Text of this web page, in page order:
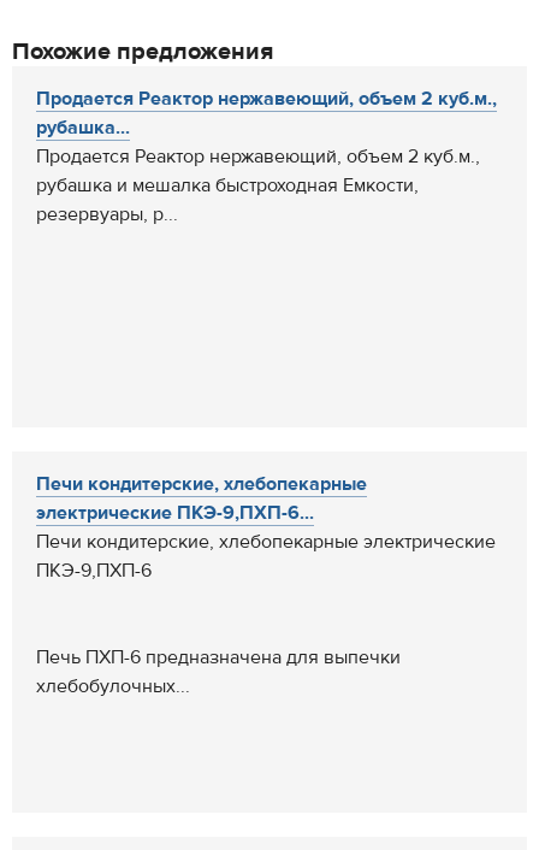
Похожие предложения
Продается Реактор нержавеющий, объем 2 куб.м.,
рубашка...
Продается Реактор нержавеющий, объем 2 куб.м.,
рубашка и мешалка быстроходная Емкости,
резервуары, р...
Печи кондитерские, хлебопекарные
электрические ПКЭ-9,ПХП-6...
Печи кондитерские, хлебопекарные электрические
ПКЭ-9,ПХП-6
Печь ПХП-6 предназначена для выпечки
хлебобулочных...